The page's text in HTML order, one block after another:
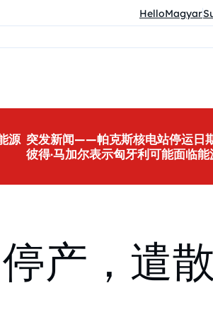
HelloMagyar
源 突发新闻——帕克斯核电站停运日
彼得·马加尔表示匈牙利可能面临
产，遣